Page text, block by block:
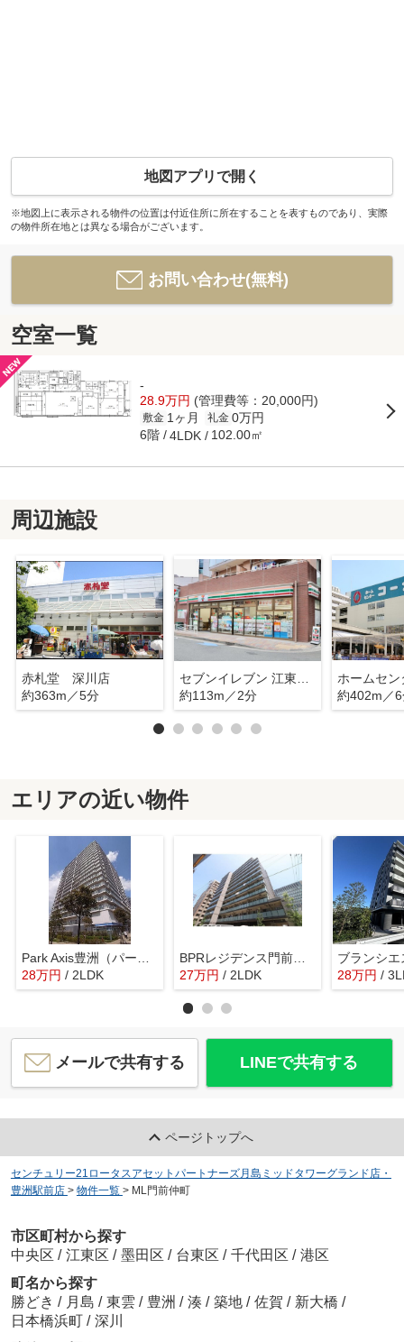
地図アプリで開く
※地図上に表示される物件の位置は付近住所に所在することを表すものであり、実際
の物件所在地とは異なる場合がございます。
お問い合わせ(無料)
空室一覧
-
28.9万円 (管理費等：20,000円)
敷金 1ヶ月 礼金 0万円
6階 4LDK 102.00㎡
周辺施設
赤札堂 深川店
約363m／5分
約113m／2分
約402m／
エリアの近い物件
28万円 / 2LDK
BPRレジデンス門前仲町
27万円 / 2LDK
ブランシエ
28万円 /
メールで共有する LINEで共有する
ページトップへ
センチュリー21ロータスアセットパートナーズ月島ミッドタワーグランド店・
豊洲駅前店 > 物件一覧 > ML門前仲町
市区町村から探す
中央区 / 江東区 / 墨田区 / 台東区 / 千代田区 / 港区
町名から探す
勝どき / 月島 / 東雲 / 豊洲 / 湊 / 築地 / 佐賀 / 新大橋 /
日本橋浜町 / 深川